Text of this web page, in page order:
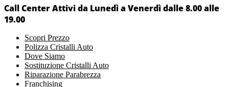
Call Center Attivi da Lunedì a Venerdì dalle 8.00 alle
19.00
Scopri Prezzo
Polizza Cristalli Auto
Dove Siamo
Sostituzione Cristalli Auto
Riparazione Parabrezza
Franchising